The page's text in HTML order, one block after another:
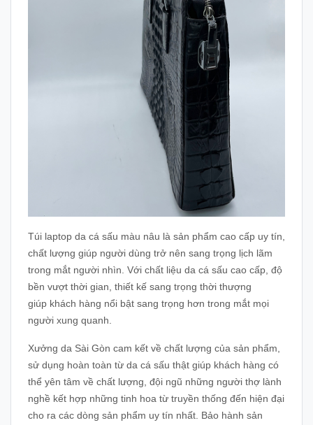
Túi laptop da cá sấu màu nâu là sản phẩm cao cấp uy tín,
chất lượng giúp người dùng trở nên sang trọng lịch lãm
trong mắt người nhìn. Với chất liệu da cá sấu cao cấp, độ
bền vượt thời gian, thiết kế sang trọng thời thượng
giúp khách hàng nổi bật sang trọng hơn trong mắt mọi
người xung quanh.
Xưởng da Sài Gòn cam kết về chất lượng của sản phẩm,
sử dụng hoàn toàn từ da cá sấu thật giúp khách hàng có
thể yên tâm về chất lượng, đội ngũ những người thợ lành
nghề kết hợp những tinh hoa từ truyền thống đến hiện đại
cho ra các dòng sản phẩm uy tín nhất. Bảo hành sản